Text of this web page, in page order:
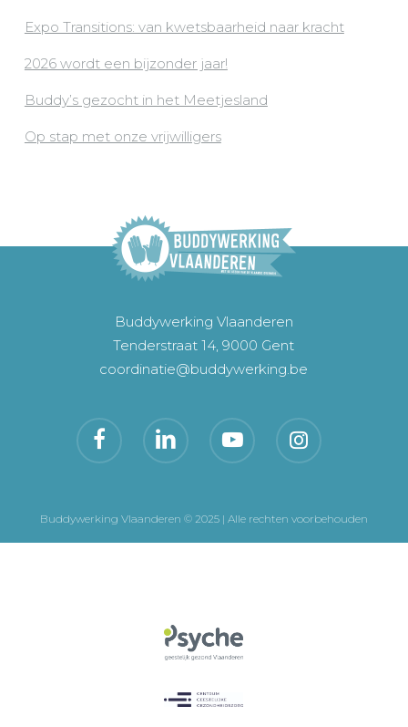
Expo Transitions: van kwetsbaarheid naar kracht
2026 wordt een bijzonder jaar!
Buddy’s gezocht in het Meetjesland
Op stap met onze vrijwilligers
Buddywerking Vlaanderen
Tenderstraat 14, 9000 Gent
coordinatie@buddywerking.be
Buddywerking Vlaanderen © 2025 | Alle rechten voorbehouden